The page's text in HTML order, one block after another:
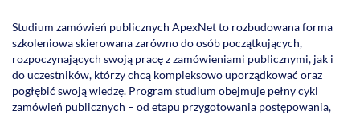
Studium zamówień publicznych ApexNet to rozbudowana forma
szkoleniowa skierowana zarówno do osób początkujących,
rozpoczynających swoją pracę z zamówieniami publicznymi, jak i
do uczestników, którzy chcą kompleksowo uporządkować oraz
pogłębić swoją wiedzę. Program studium obejmuje pełny cykl
zamówień publicznych – od etapu przygotowania postępowania,